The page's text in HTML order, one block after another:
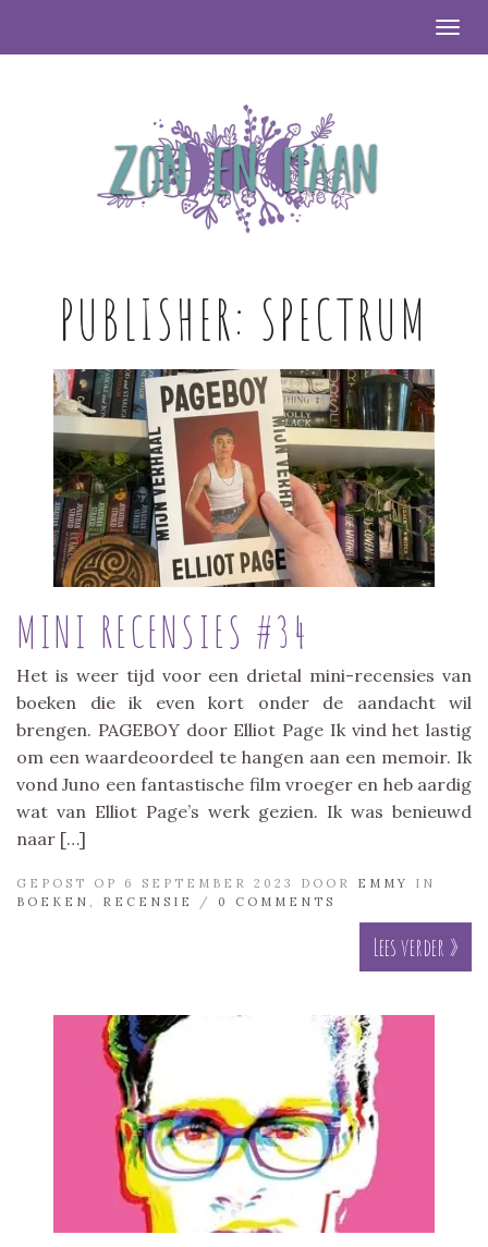
PUBLISHER: SPECTRUM
MINI RECENSIES #34
Het is weer tijd voor een drietal mini-recensies van
boeken die ik even kort onder de aandacht wil
brengen. PAGEBOY door Elliot Page Ik vind het lastig
om een waardeoordeel te hangen aan een memoir. Ik
vond Juno een fantastische film vroeger en heb aardig
wat van Elliot Page’s werk gezien. Ik was benieuwd
naar […]
GEPOST OP 6 SEPTEMBER 2023 DOOR EMMY
IN
BOEKEN
RECENSIE / 0 COMMENTS
Lees verder »